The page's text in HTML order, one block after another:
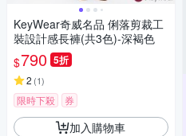
KeyWear奇威名品 俐落剪裁工
裝設計感長褲(共3色)-深褐色
$790 5折
2 (1)
限時下殺 券
加入購物車